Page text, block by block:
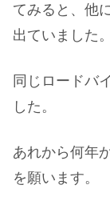
てみると、他
出ていました。
同じロードバ
した。
あれから何年
を願います。